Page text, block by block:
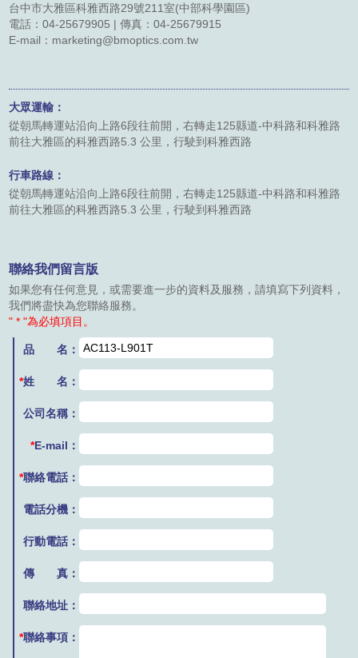
型錄下載
台中市大雅區科雅西路29號211室(中部科學園區)
電話：04-25679905 | 傳真：04-25679915
E-mail：marketing@bmoptics.com.tw
大眾運輸：
從朝馬轉運站沿向上路6段往前開，右轉走125縣道-中科路和科雅路
前往大雅區的科雅西路5.3 公里，行駛到科雅西路
行車路線：
從朝馬轉運站沿向上路6段往前開，右轉走125縣道-中科路和科雅路
前往大雅區的科雅西路5.3 公里，行駛到科雅西路
聯絡我們留言版
如果您有任何意見，或需要進一步的資料及服務，請填寫下列資料，
我們將盡快為您聯絡服務。
" * "為必填項目。
品 名：
*姓 名：
公司名稱：
*E-mail：
*聯絡電話：
電話分機：
行動電話：
傳 真：
聯絡地址：
*聯絡事項：